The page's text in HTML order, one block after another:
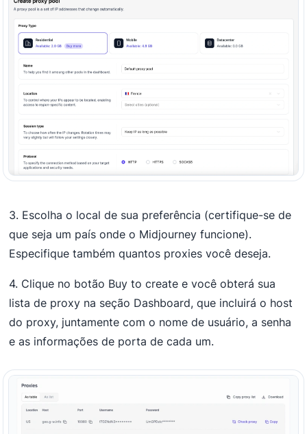
3. Escolha o local de sua preferência (certifique-se de
que seja um país onde o Midjourney funcione).
Especifique também quantos proxies você deseja.
4. Clique no botão Buy to create e você obterá sua
lista de proxy na seção Dashboard, que incluirá o host
do proxy, juntamente com o nome de usuário, a senha
e as informações de porta de cada um.